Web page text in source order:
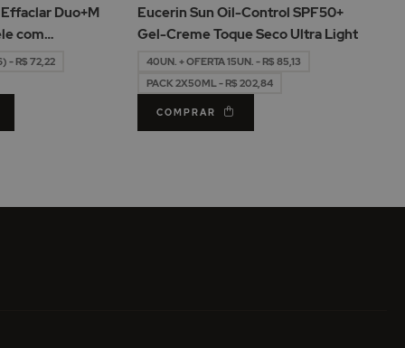
Desejos
Duo+M
com
- R$ 72,22
Eucerin Sun Oil-Control SPF50+
Gel-Creme Toque Seco Ultra Light
40UN. + OFERTA 15UN. - R$ 85,13
PACK 2X50ML - R$ 202,84
COMPRAR